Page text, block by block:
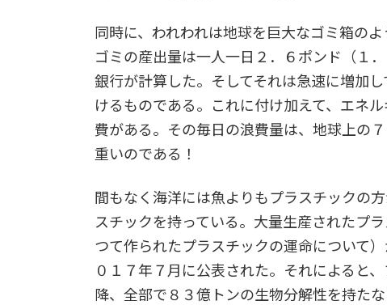
同時に、われわれは地球を巨大なゴミ箱の
ゴミの産出量は一人一日２．６ポンド（１
銀行が計算した。そしてそれは急速に増加
けるものである。これに付け加えて、エネ
費がある。その毎日の浪費量は、地球上の
重いのである！
間もなく海洋には魚よりもプラスチックの
スチックを持っている。大量生産されたプ
つて作られたプラスチックの運命について
０１７年７月に公表された。それによると
降、全部で８３億トンの生物分解性を持た